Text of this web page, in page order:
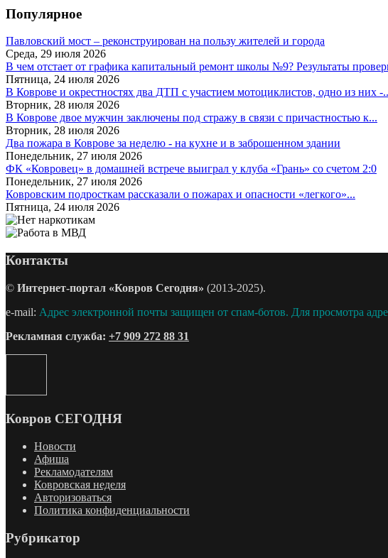
Популярное
Павловский мост – реконструирован на пользу жителей и города
Среда, 29 июля 2026
В чем отстает от графика капитальный ремонт школы №9? Результаты
Пятница, 24 июля 2026
В Коврове и окрестностях два ДТП с участием мотоциклистов, одно из них -
Вторник, 28 июля 2026
В Коврове двое мужчин заключены под стражу в связи с причастностью к...
Вторник, 28 июля 2026
Два пожара в Коврове за неделю - на кухне и в заброшенном здании
Понедельник, 27 июля 2026
ФК «Ковровец» в домашней встрече выиграл у клуба «Грань» со счетом 2:0
Понедельник, 27 июля 2026
Ковровским подросткам рассказали о пожарах и опасности «легкого»...
Пятница, 24 июля 2026
Контакты
© Интернет-портал «Ковров Сегодня» (2013-2025).
e-mail: Адрес электронной почты защищен от спам-ботов. Для просмотра
Рекламная служба: +7 909 272 88 31
Ковров СЕГОДНЯ
Новости
Афиша
Рекламодателям
Ковровская неделя
Авторизоваться
Политика конфиденциальности
Рубрикатор